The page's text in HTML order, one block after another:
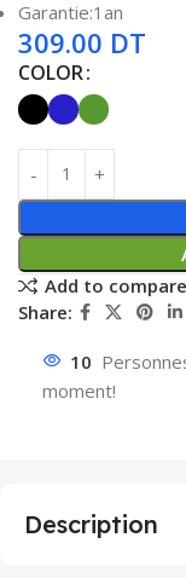
Garantie:1an
309.00 DT
COLOR
Add to compare
Share:
10
moment!
Description